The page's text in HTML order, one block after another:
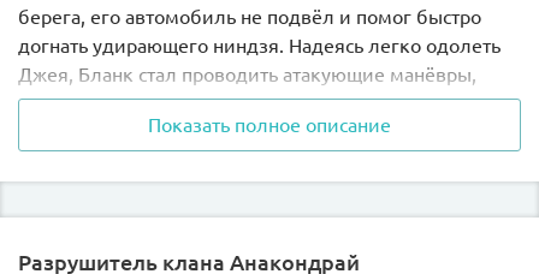
берега, его автомобиль не подвёл и помог быстро
догнать удирающего ниндзя. Надеясь легко одолеть
Джея, Бланк стал проводить атакующие манёвры,
направляя на противника длинные и острые клинки.
Но он даже не предполагал, что мотоцикл ниндзя
спаренной пушкой.
Показать полное описание
Разрушитель клана Анакондрай